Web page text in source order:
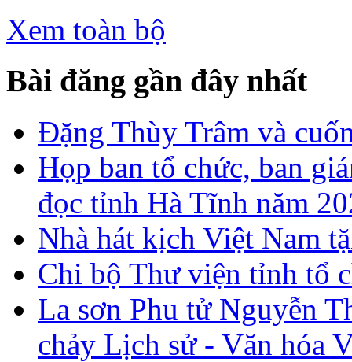
Xem toàn bộ
Bài đăng gần đây nhất
Đặng Thùy Trâm và
Họp ban tổ chức, ban
đọc tỉnh Hà Tĩnh năm
Nhà hát kịch Việt Nam
Chi bộ Thư viện tỉnh tổ
La sơn Phu tử Nguyễn
chảy Lịch sử - Văn hóa